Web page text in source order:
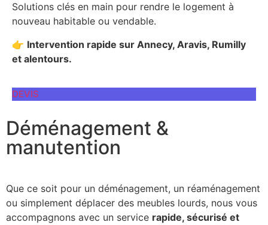
Solutions clés en main pour rendre le logement à
nouveau habitable ou vendable.
👉 Intervention rapide sur Annecy, Aravis, Rumilly
et alentours.
DEVIS
Déménagement &
manutention
Que ce soit pour un déménagement, un réaménagement
ou simplement déplacer des meubles lourds, nous vous
accompagnons avec un service rapide, sécurisé et